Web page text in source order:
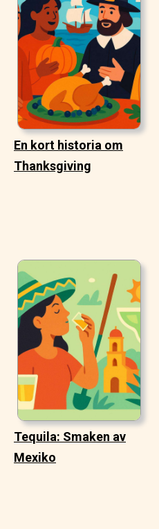
En kort historia om
Thanksgiving
Tequila: Smaken av
Mexiko